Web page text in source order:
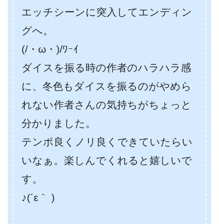
エッチシーンに突入してエンディン
グへ。
(/・ω・)/ﾜｰｲ
ダイスを振る時の作者のハラハラ感
に、冬色もダイスを振るのがやめら
れない作者さんの気持ちがちょっと
分かりました。
テンポ良くノリ良くできていたらい
いなぁ。楽しんでくれると嬉しいで
す。
♪(´ε｀ )